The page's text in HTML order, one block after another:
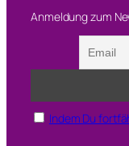
Anmeldung zum
Indem Du